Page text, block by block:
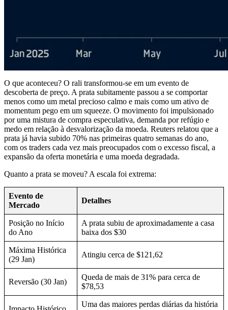
O que aconteceu? O rali transformou-se em um evento de
descoberta de preço. A prata subitamente passou a se comportar
menos como um metal precioso calmo e mais como um ativo de
momentum pego em um squeeze. O movimento foi impulsionado
por uma mistura de compra especulativa, demanda por refúgio e
medo em relação à desvalorização da moeda. Reuters relatou que a
prata já havia subido 70% nas primeiras quatro semanas do ano,
com os traders cada vez mais preocupados com o excesso fiscal, a
expansão da oferta monetária e uma moeda degradada.
Quanto a prata se moveu? A escala foi extrema:
Evento de
Mercado
Detalhes
Posição no Início
do Ano
A prata subiu de aproximadamente a casa
baixa dos $30
Máxima Histórica
(29 Jan)
Atingiu cerca de $121,62
Reversão (30 Jan)
Queda de mais de 31% para cerca de
$78,53
Uma das maiores perdas diárias da história